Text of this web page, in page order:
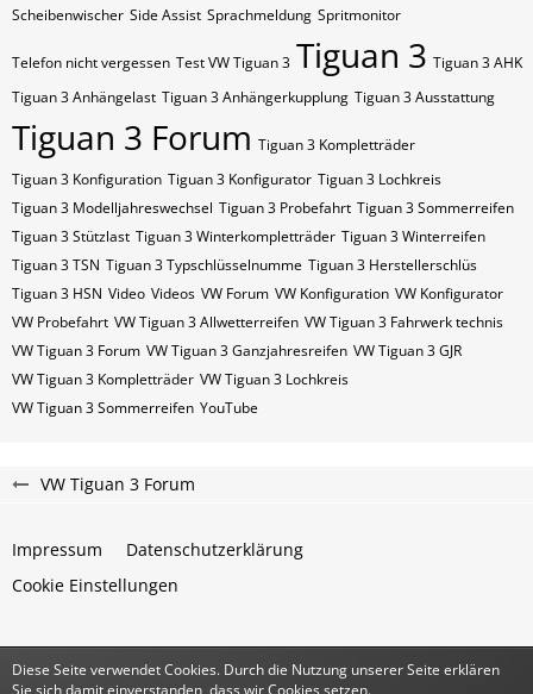
Scheibenwischer Side Assist Sprachmeldung Spritmonitor
Telefon nicht vergessen Test VW Tiguan 3 Tiguan 3 Tiguan 3 AHK
Tiguan 3 Anhängelast Tiguan 3 Anhängerkupplung Tiguan 3 Ausstattung
Tiguan 3 Forum Tiguan 3 Kompletträder
Tiguan 3 Konfiguration Tiguan 3 Konfigurator Tiguan 3 Lochkreis
Tiguan 3 Modelljahreswechsel Tiguan 3 Probefahrt Tiguan 3 Sommerreifen
Tiguan 3 Stützlast Tiguan 3 Winterkompletträder Tiguan 3 Winterreifen
Tiguan 3​​​​ TSN Tiguan 3​​​​ Typschlüsselnumme Tiguan 3​​​​​ Herstellerschlüs
Tiguan 3​​​​​ HSN Video Videos VW Forum VW Konfiguration VW Konfigurator
VW Probefahrt VW Tiguan 3 Allwetterreifen VW Tiguan 3 Fahrwerk technis
VW Tiguan 3 Forum VW Tiguan 3 Ganzjahresreifen VW Tiguan 3 GJR
VW Tiguan 3 Kompletträder VW Tiguan 3 Lochkreis
VW Tiguan 3 Sommerreifen YouTube
VW Tiguan 3 Forum
Impressum
Datenschutzerklärung
Cookie Einstellungen
Community-Software:WoltLab Suite™
Diese Seite verwendet Cookies. Durch die Nutzung unserer Seite erklären
Sie sich damit einverstanden, dass wir Cookies setzen.